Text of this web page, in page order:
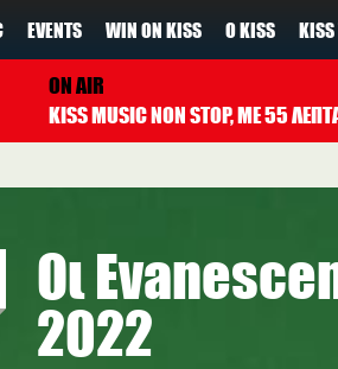
EVENTS WIN ON KISS Ο KISS KISS
ON AIR
Oι
2022